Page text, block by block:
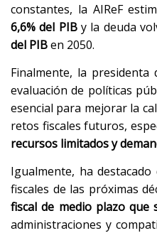
constantes, la AIReF
6,6% del PIBy la deuda
del PIBen 2050.
Finalmente, la presidenta
evaluación de políticas
esencial para mejorar la
retos fiscales futuros,
recursos limitados y
Igualmente, ha
fiscales de las próximas
fiscal de medio plazo que
administraciones y